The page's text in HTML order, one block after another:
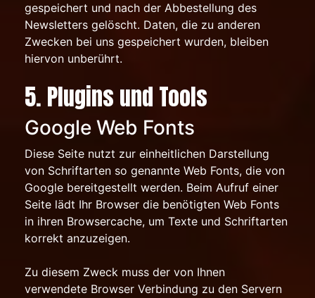
gespeichert und nach der Abbestellung des
Newsletters gelöscht. Daten, die zu anderen
Zwecken bei uns gespeichert wurden, bleiben
hiervon unberührt.
5. Plugins und Tools
Google Web Fonts
Diese Seite nutzt zur einheitlichen Darstellung
von Schriftarten so genannte Web Fonts, die von
Google bereitgestellt werden. Beim Aufruf einer
Seite lädt Ihr Browser die benötigten Web Fonts
in ihren Browsercache, um Texte und Schriftarten
korrekt anzuzeigen.
Zu diesem Zweck muss der von Ihnen
verwendete Browser Verbindung zu den Servern